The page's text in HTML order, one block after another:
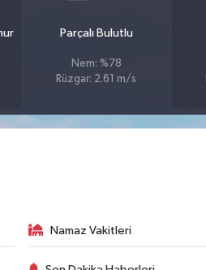
Parçalı Bulutlu
Nem: %78
Rüzgar: 2.61 m/s
Namaz Vakitleri